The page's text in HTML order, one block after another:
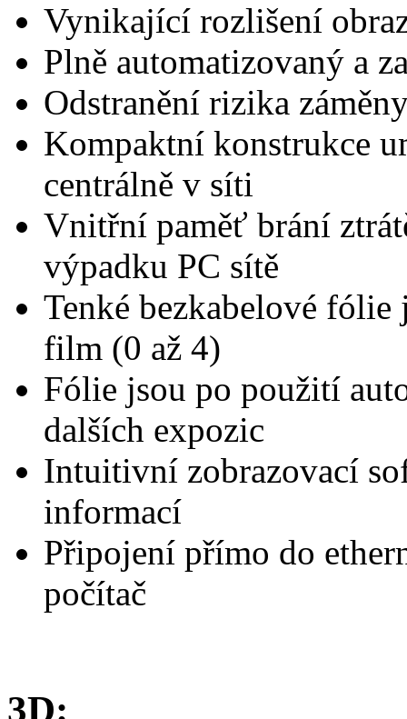
Vynikající rozlišení
Plně automatizovaný a
Odstranění rizika
Kompaktní konstrukce
centrálně v síti
Vnitřní paměť brání
výpadku PC sítě
Tenké bezkabelové
film (0 až 4)
Fólie jsou po použití
dalších expozic
Intuitivní zobrazovací
informací
Připojení přímo do
počítač
3D: